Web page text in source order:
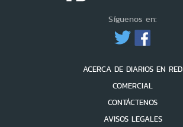
Síguenos en:
ACERCA DE DIARIOS EN RED
COMERCIAL
CONTÁCTENOS
AVISOS LEGALES